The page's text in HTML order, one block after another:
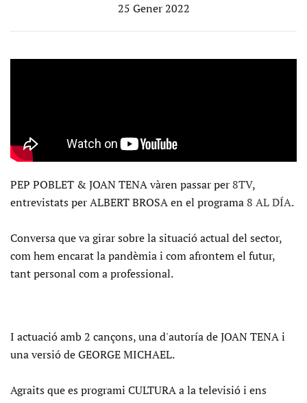
25 Gener 2022
PEP POBLET & JOAN TENA vàren passar per8TV,
entrevistats per ALBERT BROSA en el programa8 AL DÍA.
Conversa que va girar sobre la situació actual del sector,
com hem encarat la pandèmia i com afrontem el futur,
tant personal com a professional.
I actuació amb 2 cançons, una d'autoría de JOAN TENA i
una versió de GEORGE MICHAEL.
Agraits que es programi CULTURA a la televisió i ens